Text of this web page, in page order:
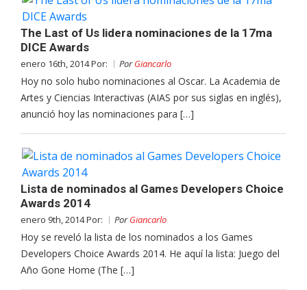
The Last of Us lidera nominaciones de la 17ma
DICE Awards
enero 16th, 2014 Por: PorGiancarlo
Hoy no solo hubo nominaciones al Oscar. La Academia de
Artes y Ciencias Interactivas (AIAS por sus siglas en inglés),
anunció hoy las nominaciones para […]
Lista de nominados al Games Developers Choice
Awards 2014
enero 9th, 2014 Por: PorGiancarlo
Hoy se reveló la lista de los nominados a los Games
Developers Choice Awards 2014. He aquí la lista: Juego del
Año Gone Home (The […]